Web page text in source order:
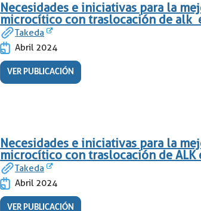
Necesidades e iniciativas para la
microcítico con traslocación de alk
Takeda
Abril 2024
VER PUBLICACIÓN
Necesidades e iniciativas para la
microcítico con traslocación de ALK
Takeda
Abril 2024
VER PUBLICACIÓN